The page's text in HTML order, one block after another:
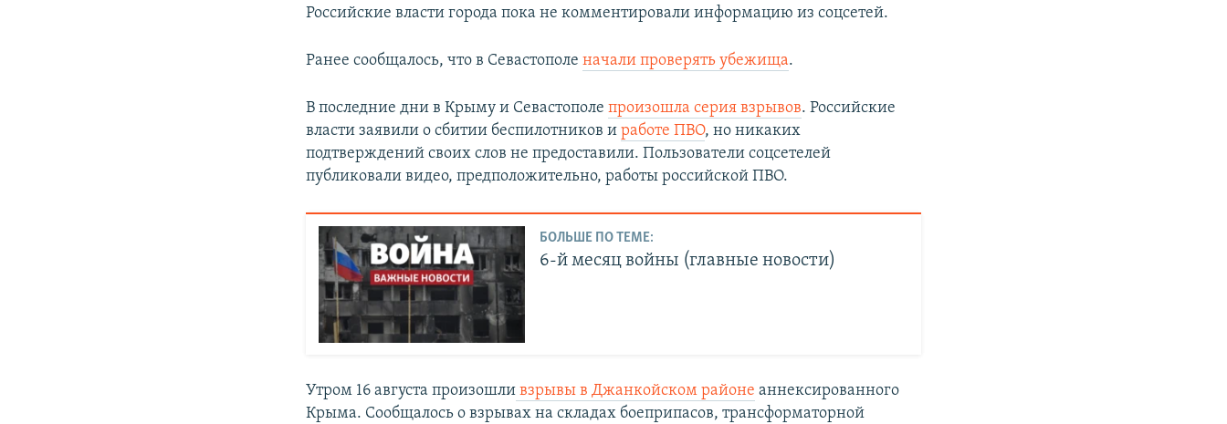
Российские власти города пока не комментировали информацию из соцсетей.
Ранее сообщалось, что в Севастополеначали проверять убежища.
В последние дни в Крыму и Севастополепроизошла серия взрывов. Российские
власти заявили о сбитии беспилотников иработе ПВО, но никаких
подтверждений своих слов не предоставили. Пользователи соцсетелей
публиковали видео, предположительно, работы российской ПВО.
БОЛЬШЕ ПО ТЕМЕ:
6-й месяц войны (главные новости)
Утром 16 августа произошли взрывы в Джанкойском районе аннексированного
Крыма. Сообщалось о взрывах на складах боеприпасов, трансформаторной